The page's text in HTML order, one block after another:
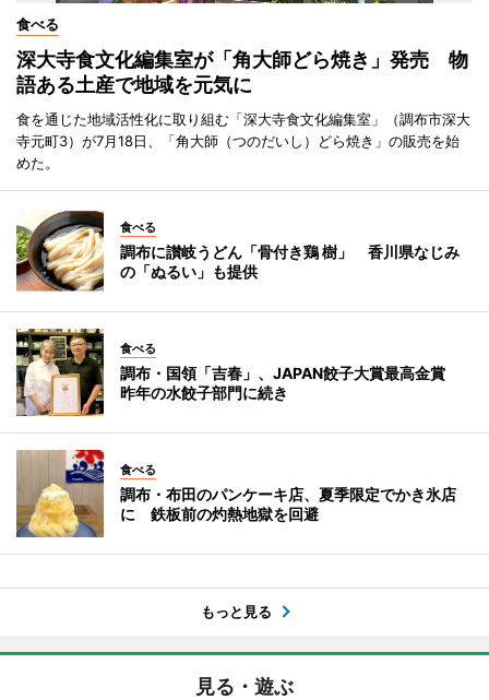
食べる
深大寺食文化編集室が「角大師どら焼き」発売 物
語ある土産で地域を元気に
食を通じた地域活性化に取り組む「深大寺食文化編集室」（調布市深大
寺元町3）が7月18日、「角大師（つのだいし）どら焼き」の販売を始
めた。
食べる
調布に讃岐うどん「骨付き鶏 樹」 香川県なじみ
の「ぬるい」も提供
食べる
調布・国領「吉春」、JAPAN餃子大賞最高金賞
昨年の水餃子部門に続き
食べる
調布・布田のパンケーキ店、夏季限定でかき氷店
に 鉄板前の灼熱地獄を回避
もっと見る
見る・遊ぶ